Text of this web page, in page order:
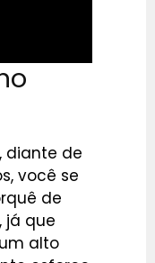
diante de
você se
de
já que
alto